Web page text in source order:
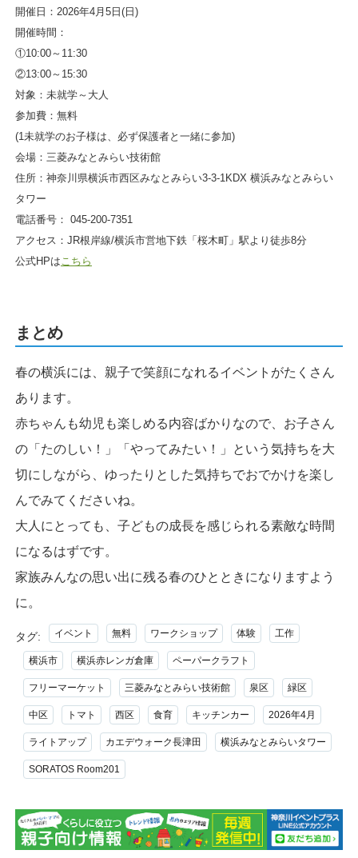
開催日：2026年4月5日(日)
開催時間：
①10:00～11:30
②13:00～15:30
対象：未就学～大人
参加費：無料
(1未就学のお子様は、必ず保護者と一緒に参加)
会場：三菱みなとみらい技術館
住所：神奈川県横浜市西区みなとみらい3-3-1KDX 横浜みなとみらい
タワー
電話番号： 045-200-7351
アクセス：JR根岸線/横浜市営地下鉄「桜木町」駅より徒歩8分
公式HPは こちら
まとめ
春の横浜には、親子で笑顔になれるイベントがたくさん
あります。
赤ちゃんも幼児も楽しめる内容ばかりなので、お子さん
の「たのしい！」「やってみたい！」という気持ちを大
切にしながら、ゆったりとした気持ちでおでかけを楽し
んでみてくださいね。
大人にとっても、子どもの成長を感じられる素敵な時間
になるはずです。
家族みんなの思い出に残る春のひとときになりますよう
に。
タグ: イベント 無料 ワークショップ 体験 工作
横浜市 横浜赤レンガ倉庫 ペーパークラフト
フリーマーケット 三菱みなとみらい技術館 泉区 緑区
中区 トマト 西区 食育 キッチンカー 2026年4月
ライトアップ カエデウォーク長津田 横浜みなとみらいタワー
SORATOS Room201